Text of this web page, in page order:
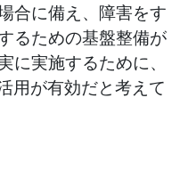
合に備え、障害をす
るための基盤整備が
に実施するために、
用が有効だと考えて